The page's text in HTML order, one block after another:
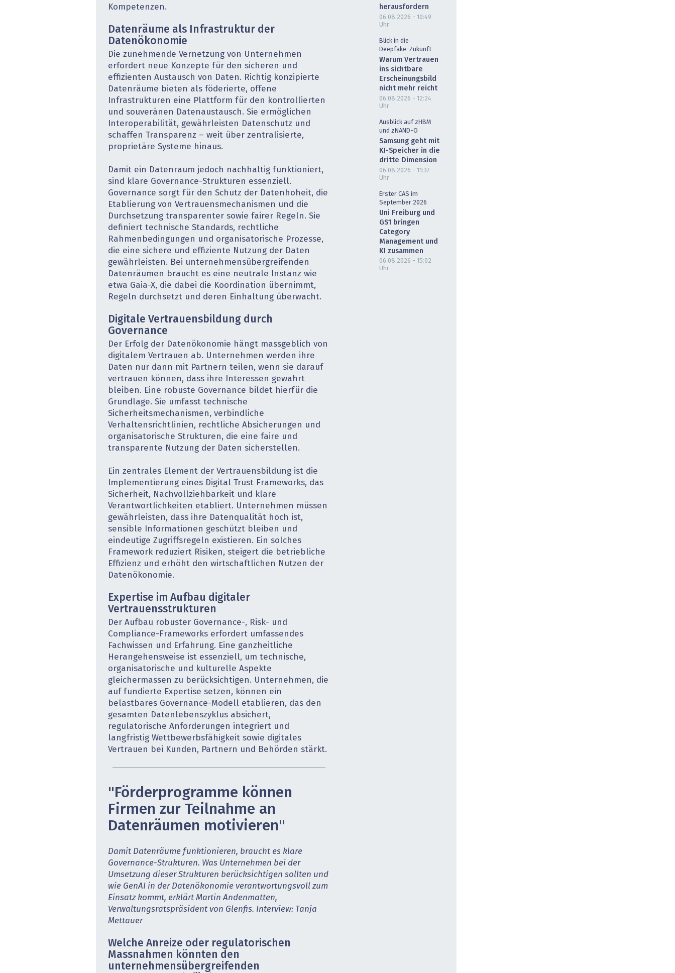
Kompetenzen.
Datenräume als Infrastruktur der
Datenökonomie
Die zunehmende Vernetzung von Unternehmen
erfordert neue Konzepte für den sicheren und
effizienten Austausch von Daten. Richtig konzipierte
Datenräume bieten als föderierte, offene
Infrastrukturen eine Plattform für den kontrollierten
und souveränen Datenaustausch. Sie ermöglichen
Interoperabilität, gewährleisten Datenschutz und
schaffen Transparenz – weit über zentralisierte,
proprietäre Systeme hinaus.
Damit ein Datenraum jedoch nachhaltig funktioniert,
sind klare Governance-Strukturen essenziell.
Governance sorgt für den Schutz der Datenhoheit, die
Etablierung von Vertrauensmechanismen und die
Durchsetzung transparenter sowie fairer Regeln. Sie
definiert technische Standards, rechtliche
Rahmenbedingungen und organisatorische Prozesse,
die eine sichere und effiziente Nutzung der Daten
gewährleisten. Bei unternehmensübergreifenden
Datenräumen braucht es eine neutrale Instanz wie
etwa Gaia-X, die dabei die Koordination übernimmt,
Regeln durchsetzt und deren Einhaltung überwacht.
Digitale Vertrauensbildung durch
Governance
Der Erfolg der Datenökonomie hängt massgeblich von
digitalem Vertrauen ab. Unternehmen werden ihre
Daten nur dann mit Partnern teilen, wenn sie darauf
vertrauen können, dass ihre Interessen gewahrt
bleiben. Eine robuste Governance bildet hierfür die
Grundlage. Sie umfasst technische
Sicherheitsmechanismen, verbindliche
Verhaltensrichtlinien, rechtliche Absicherungen und
organisatorische Strukturen, die eine faire und
transparente Nutzung der Daten sicherstellen.
Ein zentrales Element der Vertrauensbildung ist die
Implementierung eines Digital Trust Frameworks, das
Sicherheit, Nachvollziehbarkeit und klare
Verantwortlichkeiten etabliert. Unternehmen müssen
gewährleisten, dass ihre Datenqualität hoch ist,
sensible Informationen geschützt bleiben und
eindeutige Zugriffsregeln existieren. Ein solches
Framework reduziert Risiken, steigert die betriebliche
Effizienz und erhöht den wirtschaftlichen Nutzen der
Datenökonomie.
Expertise im Aufbau digitaler
Vertrauensstrukturen
Der Aufbau robuster Governance-, Risk- und
Compliance-Frameworks erfordert umfassendes
Fachwissen und Erfahrung. Eine ganzheitliche
Herangehensweise ist essenziell, um technische,
organisatorische und kulturelle Aspekte
gleichermassen zu berücksichtigen. Unternehmen, die
auf fundierte Expertise setzen, können ein
belastbares Governance-Modell etablieren, das den
gesamten Datenlebenszyklus absichert,
regulatorische Anforderungen integriert und
langfristig Wettbewerbsfähigkeit sowie digitales
Vertrauen bei Kunden, Partnern und Behörden stärkt.
"Förderprogramme können
Firmen zur Teilnahme an
Datenräumen motivieren"
Damit Datenräume funktionieren, braucht es klare
Governance-Strukturen. Was Unternehmen bei der
Umsetzung ­dieser Strukturen berücksichtigen sollten und
wie GenAI in der Datenökonomie verantwortungsvoll zum
Einsatz kommt, erklärt Martin Andenmatten,
Verwaltungsratspräsident von Glenfis. Interview: Tanja
Mettauer
Welche Anreize oder regulatorischen
Massnahmen könnten den
unternehmensübergreifenden
herausfordern
06.08.2026 - 10:49
Uhr
Blick in die
Deepfake-Zukunft
Warum Vertrauen
ins sichtbare
Erscheinungsbild
nicht mehr reicht
06.08.2026 - 12:24
Uhr
Ausblick auf zHBM
und zNAND-O
Samsung geht mit
KI-Speicher in die
dritte Dimension
06.08.2026 - 11:37
Uhr
Erster CAS im
September 2026
Uni Freiburg und
GS1 bringen
Category
Management und
KI zusammen
06.08.2026 - 15:02
Uhr